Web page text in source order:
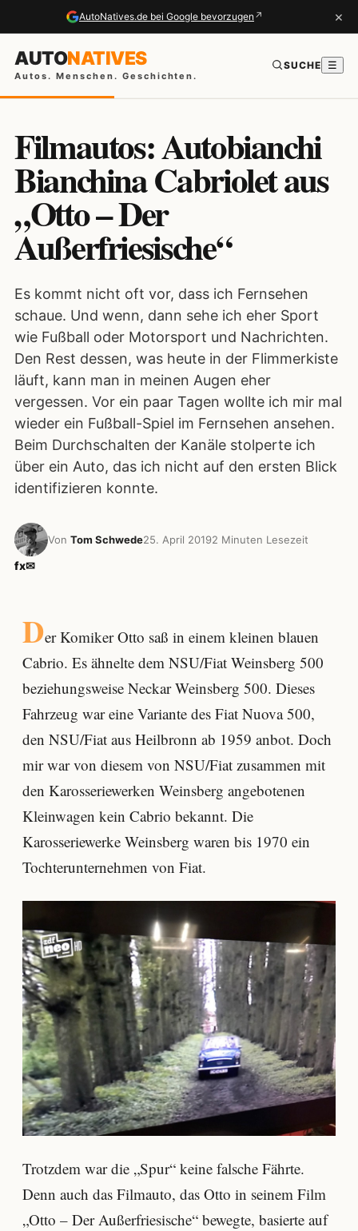
AutoNatives.de bei Google bevorzugen ↗ ×
AUTONATIVES
Autos. Menschen. Geschichten.
SUCHE ☰
Filmautos: Autobianchi
Bianchina Cabriolet aus
„Otto – Der
Außerfriesische“
Es kommt nicht oft vor, dass ich Fernsehen
schaue. Und wenn, dann sehe ich eher Sport
wie Fußball oder Motorsport und Nachrichten.
Den Rest dessen, was heute in der Flimmerkiste
läuft, kann man in meinen Augen eher
vergessen. Vor ein paar Tagen wollte ich mir mal
wieder ein Fußball-Spiel im Fernsehen ansehen.
Beim Durchschalten der Kanäle stolperte ich
über ein Auto, das ich nicht auf den ersten Blick
identifizieren konnte.
Von Tom Schwede25. April 20192 Minuten Lesezeit
fx✉
Der Komiker Otto saß in einem kleinen blauen
Cabrio. Es ähnelte dem NSU/Fiat Weinsberg 500
beziehungsweise Neckar Weinsberg 500. Dieses
Fahrzeug war eine Variante des Fiat Nuova 500,
den NSU/Fiat aus Heilbronn ab 1959 anbot. Doch
mir war von diesem von NSU/Fiat zusammen mit
den Karosseriewerken Weinsberg angebotenen
Kleinwagen kein Cabrio bekannt. Die
Karosseriewerke Weinsberg waren bis 1970 ein
Tochterunternehmen von Fiat.
Trotzdem war die „Spur“ keine falsche Fährte.
Denn auch das Filmauto, das Otto in seinem Film
„Otto – Der Außerfriesische“ bewegte, basierte auf